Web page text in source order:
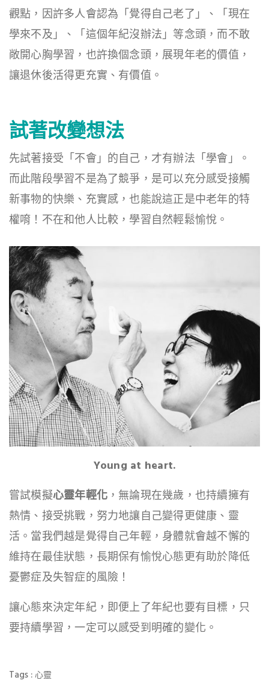
觀點，因許多人會認為「覺得自己老了」、「現在
學來不及」、「這個年紀沒辦法」等念頭，而不敢
敞開心胸學習，也許換個念頭，展現年老的價值，
讓退休後活得更充實、有價值。
試著改變想法
先試著接受「不會」的自己，才有辦法「學會」。
而此階段學習不是為了競爭，是可以充分感受接觸
新事物的快樂、充實感，也能說這正是中老年的特
權唷！不在和他人比較，學習自然輕鬆愉悅。
Young at heart.
嘗試模擬心靈年輕化 ，無論現在幾歲，也持續擁有
熱情、接受挑戰，努力地讓自己變得更健康、靈
活。當我們越是覺得自己年輕，身體就會越不懈的
維持在最佳狀態，長期保有愉悅心態更有助於降低
憂鬱症及失智症的風險！
讓心態來決定年紀，即便上了年紀也要有目標，只
要持續學習，一定可以感受到明確的變化。
Tags :心靈